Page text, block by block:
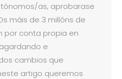
as, aprobarase
máis de 3 millóns de
por conta propia en
e
cambios que
artigo queremos